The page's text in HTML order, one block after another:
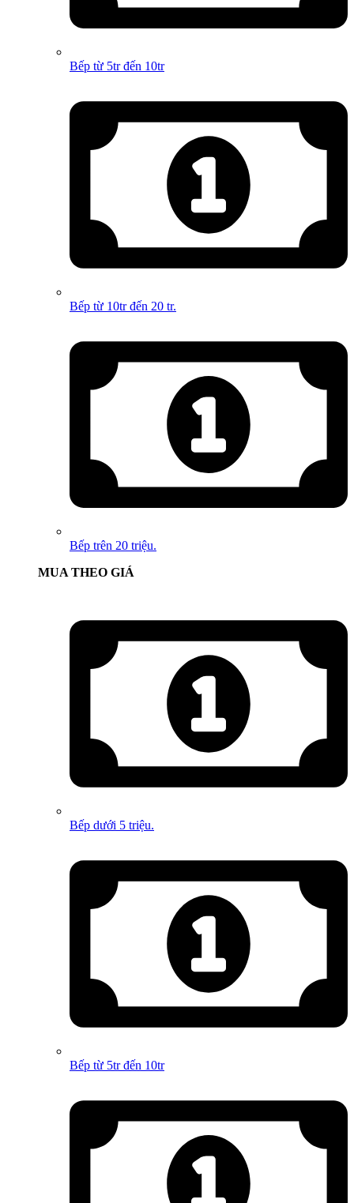
Bếp từ 5tr đến 10tr
Bếp từ 10tr đến 20 tr.
Bếp trên 20 triệu.
MUA THEO GIÁ
Bếp dưới 5 triệu.
Bếp từ 5tr đến 10tr